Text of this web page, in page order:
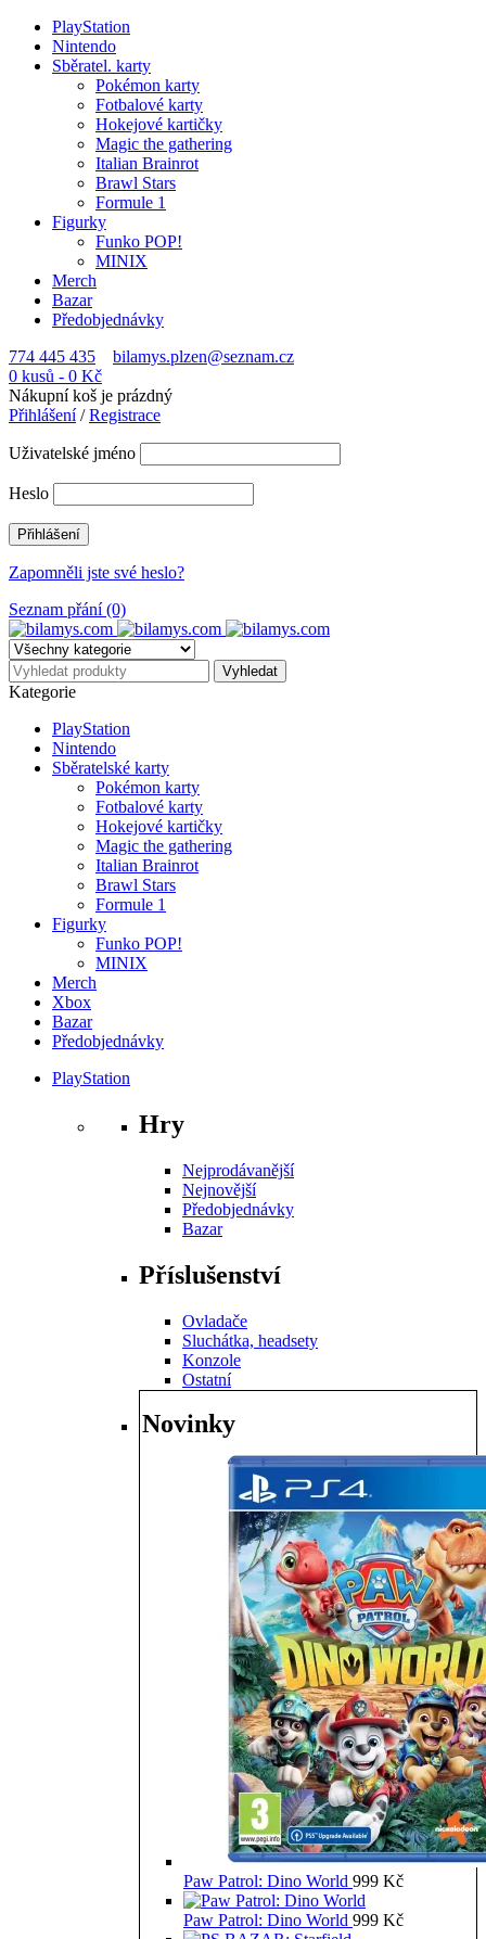
PlayStation
Nintendo
Sběratel. karty
Pokémon karty
Fotbalové karty
Hokejové kartičky
Magic the gathering
Italian Brainrot
Brawl Stars
Formule 1
Figurky
Funko POP!
MINIX
Merch
Bazar
Předobjednávky
774 445 435
bilamys.plzen@seznam.cz
0 kusů - 0 Kč
Nákupní koš je prázdný
Přihlášení/Registrace
Uživatelské jméno
Heslo
Zapomněli jste své heslo?
Seznam přání (0)
Kategorie
PlayStation
Nintendo
Sběratelské karty
Pokémon karty
Fotbalové karty
Hokejové kartičky
Magic the gathering
Italian Brainrot
Brawl Stars
Formule 1
Figurky
Funko POP!
MINIX
Merch
Xbox
Bazar
Předobjednávky
PlayStation
Hry
Nejprodávanější
Nejnovější
Předobjednávky
Bazar
Příslušenství
Ovladače
Sluchátka, headsety
Konzole
Ostatní
Novinky
Paw Patrol: Dino World 999 Kč
Paw Patrol: Dino World 999 Kč